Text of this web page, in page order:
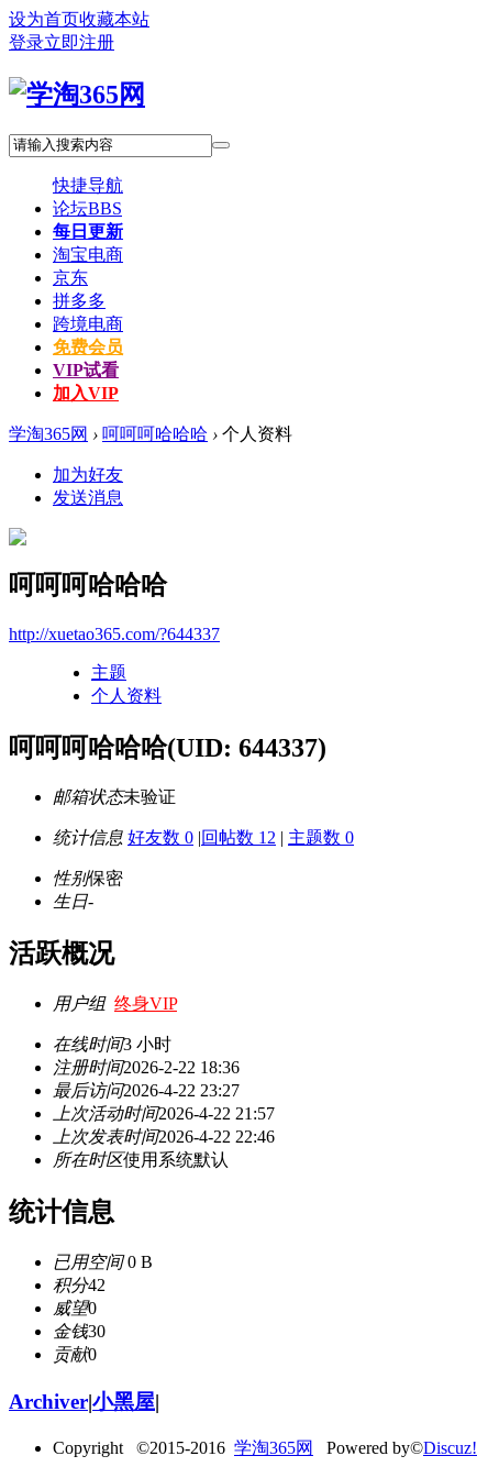
设为首页收藏本站
登录立即注册
快捷导航
论坛BBS
每日更新
淘宝电商
京东
拼多多
跨境电商
免费会员
VIP试看
加入VIP
学淘365网 › 呵呵呵哈哈哈 › 个人资料
加为好友
发送消息
呵呵呵哈哈哈
http://xuetao365.com/?644337
主题
个人资料
呵呵呵哈哈哈(UID: 644337)
邮箱状态未验证
统计信息 好友数 0 |回帖数 12 | 主题数 0
性别保密
生日-
活跃概况
用户组 终身VIP
在线时间3 小时
注册时间2026-2-22 18:36
最后访问2026-4-22 23:27
上次活动时间2026-4-22 21:57
上次发表时间2026-4-22 22:46
所在时区使用系统默认
统计信息
已用空间0 B
积分42
威望0
金钱30
贡献0
Archiver|小黑屋|
Copyright ©2015-2016 学淘365网 Powered by©Discuz!